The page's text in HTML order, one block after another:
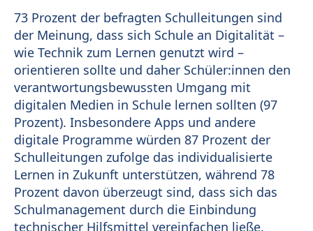
73 Prozent der befragten Schulleitungen sind
der Meinung, dass sich Schule an Digitalität –
wie Technik zum Lernen genutzt wird –
orientieren sollte und daher Schüler:innen den
verantwortungsbewussten Umgang mit
digitalen Medien in Schule lernen sollten (97
Prozent). Insbesondere Apps und andere
digitale Programme würden 87 Prozent der
Schulleitungen zufolge das individualisierte
Lernen in Zukunft unterstützen, während 78
Prozent davon überzeugt sind, dass sich das
Schulmanagement durch die Einbindung
technischer Hilfsmittel vereinfachen ließe.